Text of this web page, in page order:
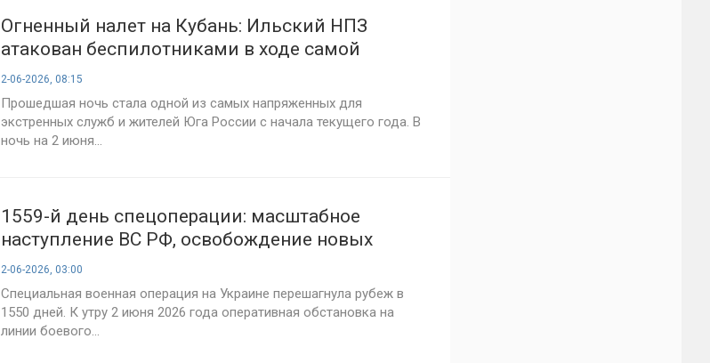
Огненный налет на Кубань: Ильский НПЗ
атакован беспилотниками в ходе самой
массовой ночной атаки
2-06-2026, 08:15
Прошедшая ночь стала одной из самых напряженных для
экстренных служб и жителей Юга России с начала текущего года. В
ночь на 2 июня...
1559-й день спецоперации: масштабное
наступление ВС РФ, освобождение новых
территорий и сокрушительные удары по
тылам противника
2-06-2026, 03:00
Специальная военная операция на Украине перешагнула рубеж в
1550 дней. К утру 2 июня 2026 года оперативная обстановка на
линии боевого...